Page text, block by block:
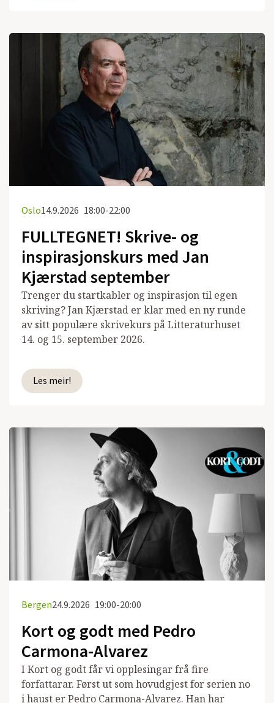
Oslo14.9.2026 18:00-22:00
FULLTEGNET! Skrive- og
inspirasjonskurs med Jan
Kjærstad september
Trenger du startkabler og inspirasjon til egen
skriving? Jan Kjærstad er klar med en ny runde
av sitt populære skrivekurs på Litteraturhuset
14. og 15. september 2026.
Les meir!
Bergen24.9.2026 19:00-20:00
Kort og godt med Pedro
Carmona-Alvarez
I Kort og godt får vi opplesingar frå fire
forfattarar. Først ut som hovudgjest for serien no
i haust er Pedro Carmona-Alvarez. Han har